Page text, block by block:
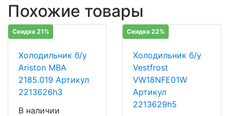
Похожие товары
Скидка 21%
Холодильник б/у
Ariston MBA
2185.019 Артикул
2213626h3
В наличии
Скидка 22%
Холодильник б/у
Vestfrost
VW18NFE01W
Артикул
2213629h5